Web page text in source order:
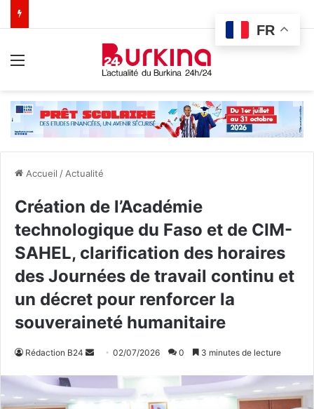
Accueil / Actualité
Création de l’Académie
technologique du Faso et de CIM-
SAHEL, clarification des horaires
des Journées de travail continu et
un décret pour renforcer la
souveraineté humanitaire
Rédaction B24
o
02/07/2026 0 3 minutes de lecture
FR